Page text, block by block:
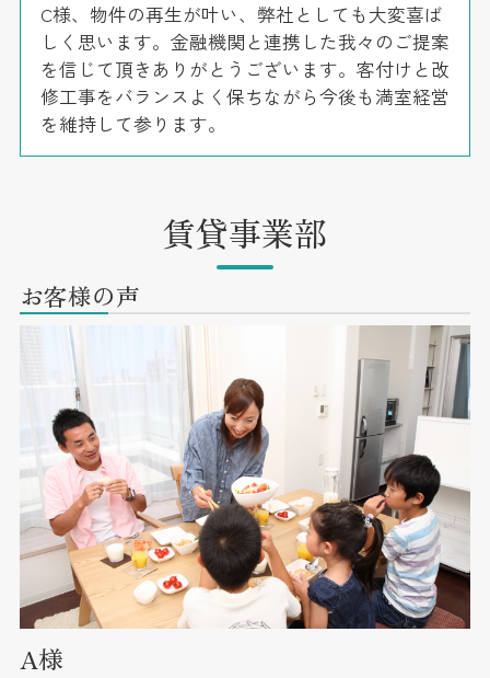
C様、物件の再生が叶い、弊社としても大変喜ば
しく思います。金融機関と連携した我々のご提案
を信じて頂きありがとうございます。客付けと改
修工事をバランスよく保ちながら今後も満室経営
を維持して参ります。
賃貸事業部
お客様の声
A様